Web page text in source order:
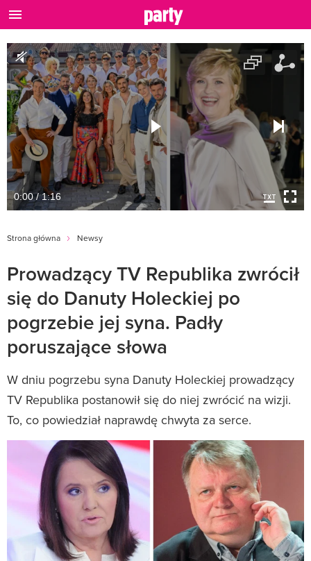
0:00 / 1:16
Strona główna Newsy
Prowadzący TV Republika zwrócił
się do Danuty Holeckiej po
pogrzebie jej syna. Padły
poruszające słowa
W dniu pogrzebu syna Danuty Holeckiej prowadzący
TV Republika postanowił się do niej zwrócić na wizji.
To, co powiedział naprawdę chwyta za serce.